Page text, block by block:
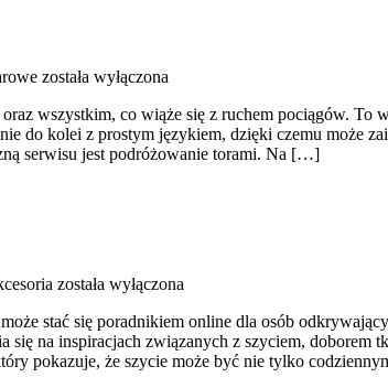
została wyłączona
wszystkim, co wiąże się z ruchem pociągów.
do kolei z prostym językiem, dzięki czemu może
serwisu jest podróżowanie torami. Na […]
została wyłączona
stać się poradnikiem online dla osób
się na inspiracjach związanych z szyciem,
pokazuje, że szycie może być nie tylko